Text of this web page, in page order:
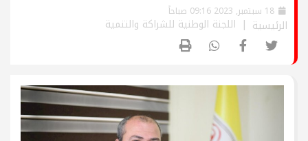
الرئيسية اللجنة الوطنية للشراكة والتنمية